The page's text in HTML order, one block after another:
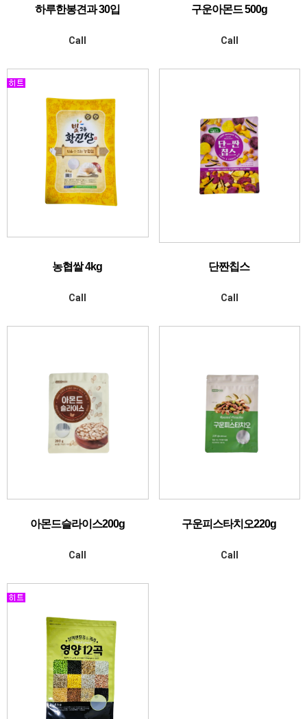
하루한봉견과 30입
Call
구운아몬드 500g
Call
농협쌀 4kg
Call
단짠칩스
Call
아몬드슬라이스200g
Call
구운피스타치오220g
Call